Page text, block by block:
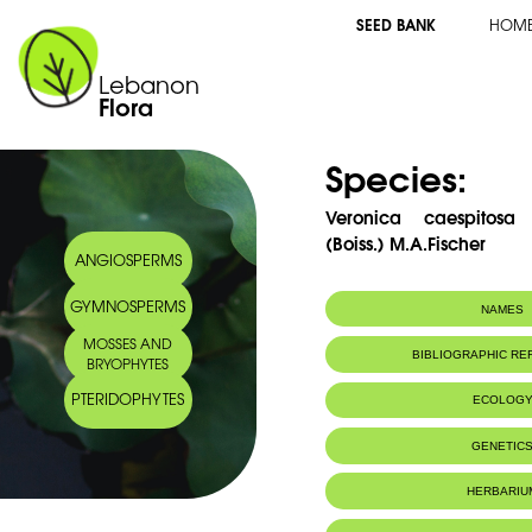
Lebanon
Flora
SEED BANK
ANGIOSPERMS
GYMNOSPERMS
MOSSES AND
BRYOPHYTES
PTERIDOPHYTES
Species:
Veronica
(Boiss.) M.A.Fischer
NAMES
Common name: Véronique
Arabic name: فيرونكة خضيرية
BIBLIOGRAPHIC
ECOLOGY
Lebanon
Habitat : Rochers